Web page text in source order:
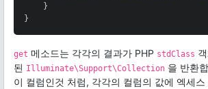
    }
}
get 메소드는 각각의 결과가 PHP stdClass
된 Illuminate\Support\Collection 을 반환
이 컬럼인것 처럼, 각각의 컬럼의 값에 엑세